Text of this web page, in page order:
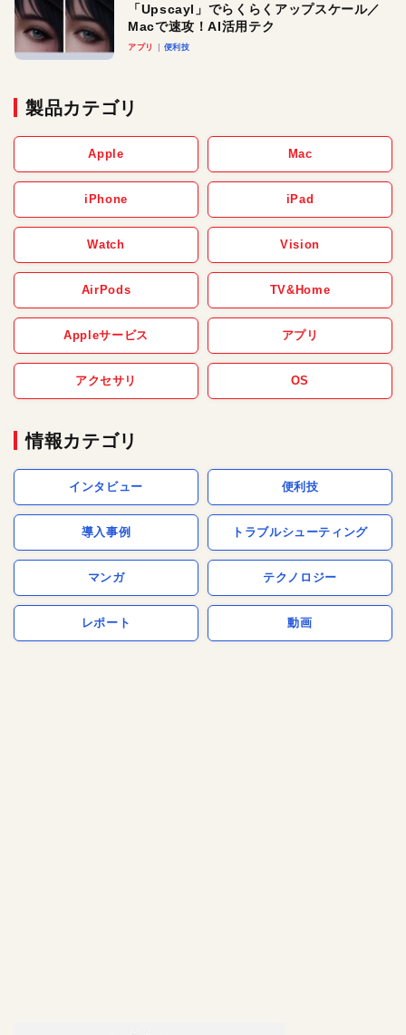
「Upscayl」でらくらくアップスケール／
Macで速攻！AI活用テク
アプリ 便利技
製品カテゴリ
Apple Mac
iPhone iPad
Watch Vision
AirPods TV&Home
Appleサービス アプリ
アクセサリ OS
情報カテゴリ
インタビュー 便利技
導入事例 トラブルシューティング
マンガ テクノロジー
レポート 動画